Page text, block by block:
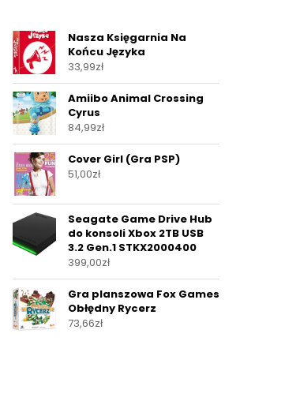
Nasza Księgarnia Na
Końcu Języka
33,99zł
Amiibo Animal Crossing
Cyrus
84,99zł
Cover Girl (Gra PSP)
51,00zł
Seagate Game Drive Hub
do konsoli Xbox 2TB USB
3.2 Gen.1 STKX2000400
399,00zł
Gra planszowa Fox Games
Obłędny Rycerz
73,66zł